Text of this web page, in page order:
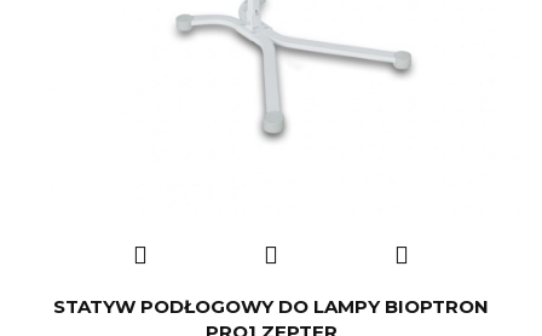
STATYW PODŁOGOWY DO LAMPY BIOPTRON